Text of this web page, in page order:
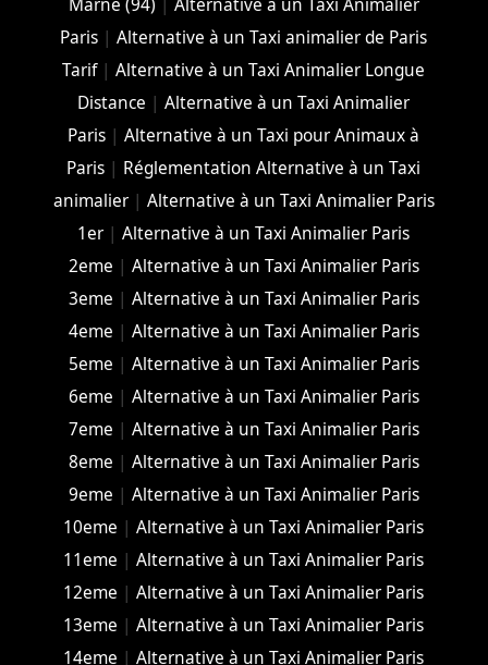
Marne (94)
Alternative à un Taxi Animalier
Paris |Alternative à un Taxi animalier de Paris
Tarif|Alternative à un Taxi Animalier Longue
Distance |Alternative à un Taxi Animalier
Paris |Alternative à un Taxi pour Animaux à
Paris | Réglementation Alternative à un Taxi
animalier| Alternative à un Taxi Animalier Paris
1er |Alternative à un Taxi Animalier Paris
2eme | Alternative à un Taxi Animalier Paris
3eme | Alternative à un Taxi Animalier Paris
4eme | Alternative à un Taxi Animalier Paris
5eme | Alternative à un Taxi Animalier Paris
6eme | Alternative à un Taxi Animalier Paris
7eme | Alternative à un Taxi Animalier Paris
8eme | Alternative à un Taxi Animalier Paris
9eme | Alternative à un Taxi Animalier Paris
10eme |Alternative à un Taxi Animalier Paris
11eme |Alternative à un Taxi Animalier Paris
12eme |Alternative à un Taxi Animalier Paris
13eme |Alternative à un Taxi Animalier Paris
14eme |Alternative à un Taxi Animalier Paris